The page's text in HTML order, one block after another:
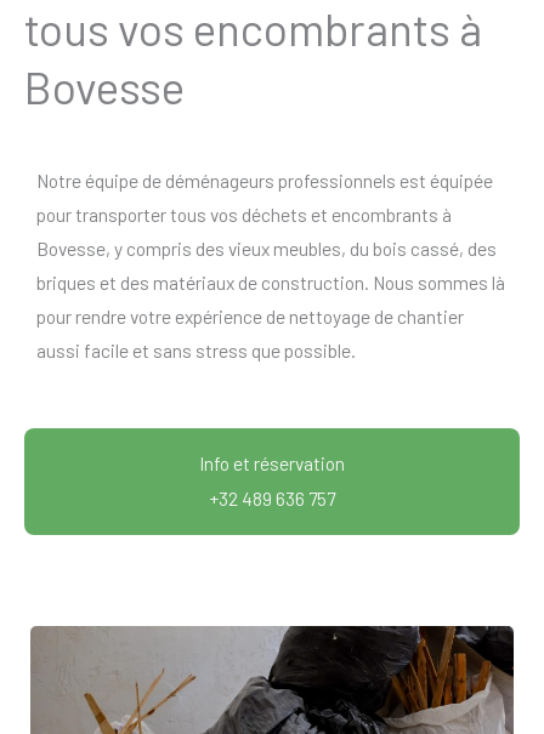
tous vos encombrants à
Bovesse
Notre équipe de déménageurs professionnels est équipée
pour transporter tous vos déchets et encombrants à
Bovesse, y compris des vieux meubles, du bois cassé, des
briques et des matériaux de construction. Nous sommes là
pour rendre votre expérience de nettoyage de chantier
aussi facile et sans stress que possible.
Info et réservation
+32 489 636 757